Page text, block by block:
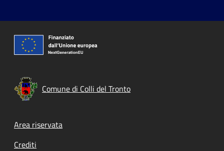
Comune di Colli del Tronto
Footer menu
Area riservata
Crediti